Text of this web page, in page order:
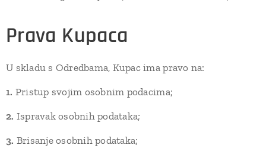
Prava Kupaca
U skladu s Odredbama, Kupac ima pravo na:
1. Pristup svojim osobnim podacima;
2. Ispravak osobnih podataka;
3. Brisanje osobnih podataka;